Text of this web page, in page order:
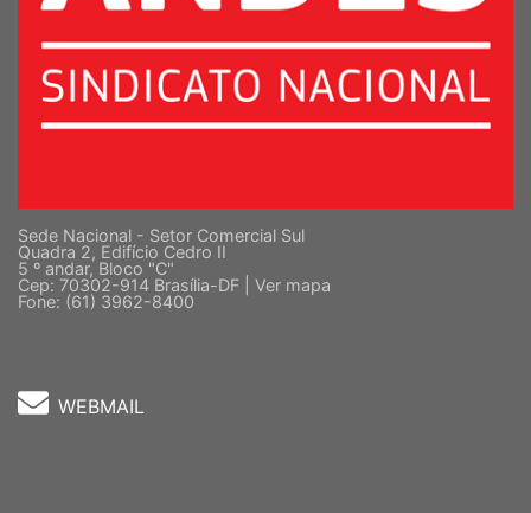
Sede Nacional - Setor Comercial Sul
Quadra 2, Edifício Cedro II
5 º andar, Bloco "C"
Cep: 70302-914 Brasília-DF | Ver mapa
Fone: (61) 3962-8400
WEBMAIL